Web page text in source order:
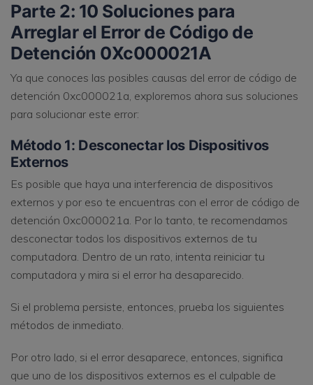
Parte 2: 10 Soluciones para
Arreglar el Error de Código de
Detención 0Xc000021A
Ya que conoces las posibles causas del error de código de
detención 0xc000021a, exploremos ahora sus soluciones
para solucionar este error:
Método 1: Desconectar los Dispositivos
Externos
Es posible que haya una interferencia de dispositivos
externos y por eso te encuentras con el error de código de
detención 0xc000021a. Por lo tanto, te recomendamos
desconectar todos los dispositivos externos de tu
computadora. Dentro de un rato, intenta reiniciar tu
computadora y mira si el error ha desaparecido.
Si el problema persiste, entonces, prueba los siguientes
métodos de inmediato.
Por otro lado, si el error desaparece, entonces, significa
que uno de los dispositivos externos es el culpable de